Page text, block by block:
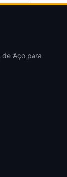
de Aço para